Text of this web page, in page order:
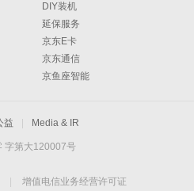
DIY装机
延保服务
京东E卡
京东通信
京鱼座智能
益 Media & IR
字第大120007号
增值电信业务经营许可证